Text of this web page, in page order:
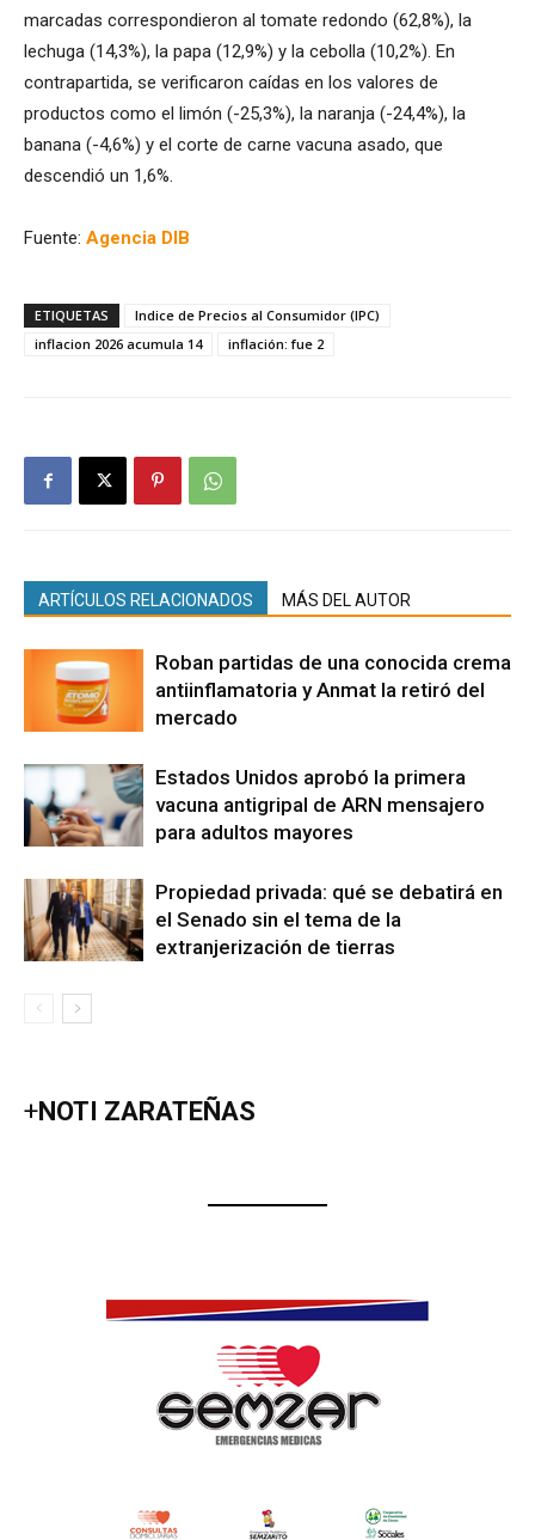
marcadas correspondieron al tomate redondo (62,8%), la
lechuga (14,3%), la papa (12,9%) y la cebolla (10,2%). En
contrapartida, se verificaron caídas en los valores de
productos como el limón (-25,3%), la naranja (-24,4%), la
banana (-4,6%) y el corte de carne vacuna asado, que
descendió un 1,6%.
Fuente: Agencia DIB
ETIQUETAS
Indice de Precios al Consumidor (IPC)
inflacion 2026 acumula 14
inflación: fue 2
ARTÍCULOS RELACIONADOS MÁS DEL AUTOR
Roban partidas de una conocida crema
antiinflamatoria y Anmat la retiró del
mercado
Estados Unidos aprobó la primera
vacuna antigripal de ARN mensajero
para adultos mayores
Propiedad privada: qué se debatirá en
el Senado sin el tema de la
extranjerización de tierras
+NOTI ZARATEÑAS